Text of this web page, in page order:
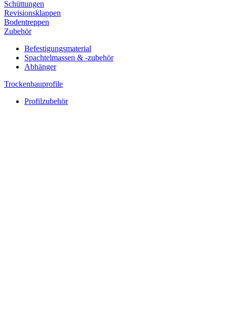
Schüttungen
Revisionsklappen
Bodentreppen
Zubehör
Befestigungsmaterial
Spachtelmassen & -zubehör
Abhänger
Trockenbauprofile
Profilzubehör